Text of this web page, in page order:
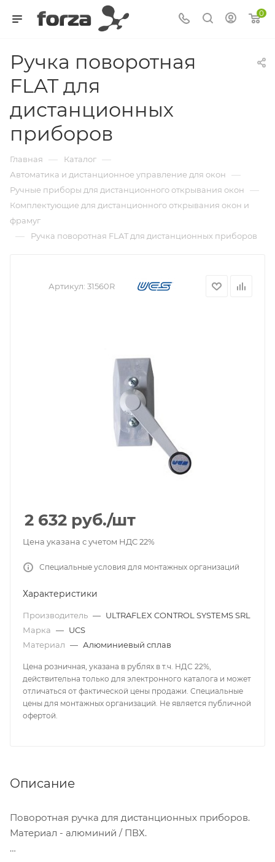
0
Ручка поворотная
FLAT для
дистанционных
приборов
Главная — Каталог —
Автоматика и дистанционное управление для окон —
Ручные приборы для дистанционного открывания окон —
Комплектующие для дистанционного открывания окон и
фрамуг
— Ручка поворотная FLAT для дистанционных приборов
Артикул: 31560R
2 632 руб./шт
Цена указана с учетом НДС 22%
Специальные условия для монтажных организаций
Характеристики
Производитель — ULTRAFLEX CONTROL SYSTEMS SRL
Марка — UCS
Материал — Алюминиевый сплав
Цена розничная, указана в рублях в т.ч. НДС 22%,
действительна только для электронного каталога и может
отличаться от фактической цены продажи. Специальные
цены для монтажных организаций. Не является публичной
офертой.
Описание
Поворотная ручка для дистанционных приборов.
Материал - алюминий / ПВХ.